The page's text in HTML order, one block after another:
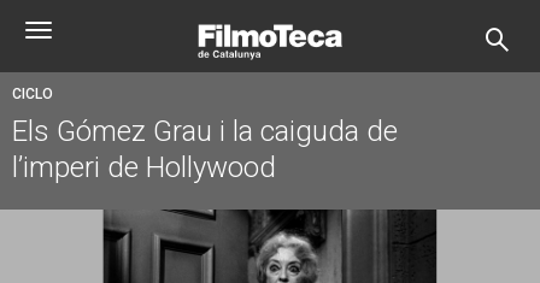
principal
Toggle
CICLO
Els Gómez Grau i la caiguda de
l’imperi de Hollywood